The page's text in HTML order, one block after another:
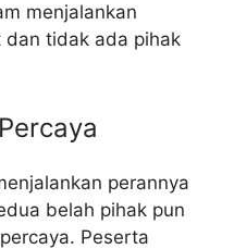
menjalankan
dan tidak ada pihak
perannya
belah pihak pun
Peserta